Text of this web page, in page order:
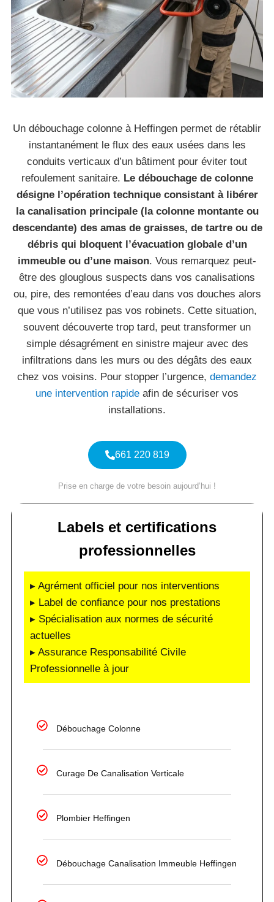
Un débouchage colonne à Heffingen permet de rétablir
instantanément le flux des eaux usées dans les
conduits verticaux d’un bâtiment pour éviter tout
refoulement sanitaire. Le débouchage de colonne
désigne l’opération technique consistant à libérer
la canalisation principale (la colonne montante ou
descendante) des amas de graisses, de tartre ou de
débris qui bloquent l’évacuation globale d’un
immeuble ou d’une maison. Vous remarquez peut-
être des glouglous suspects dans vos canalisations
ou, pire, des remontées d’eau dans vos douches alors
que vous n’utilisez pas vos robinets. Cette situation,
souvent découverte trop tard, peut transformer un
simple désagrément en sinistre majeur avec des
infiltrations dans les murs ou des dégâts des eaux
chez vos voisins. Pour stopper l’urgence, demandez
une intervention rapide afin de sécuriser vos
installations.
661 220 819
Prise en charge de votre besoin aujourd’hui !
Labels et certifications
professionnelles
▸ Agrément officiel pour nos interventions
▸ Label de confiance pour nos prestations
▸ Spécialisation aux normes de sécurité
actuelles
▸ Assurance Responsabilité Civile
Professionnelle à jour
Débouchage Colonne
Curage De Canalisation Verticale
Plombier Heffingen
Débouchage Canalisation Immeuble Heffingen